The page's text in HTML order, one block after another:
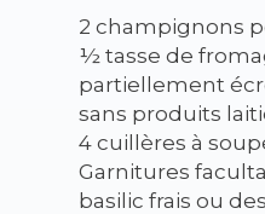
2 champignons
½ tasse de
partiellement
sans produits
4 cuillères à
Garnitures
basilic frais ou